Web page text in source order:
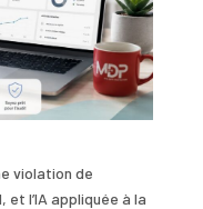
violation de
et l’IA appliquée à la